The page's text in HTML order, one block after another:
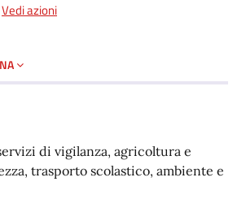
Vedi azioni
di vigilanza, agricoltura e
trasporto scolastico, ambiente e